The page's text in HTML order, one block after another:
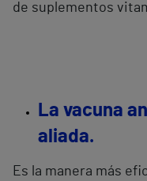
de suplementos
La vacuna
aliada.
Es la manera más